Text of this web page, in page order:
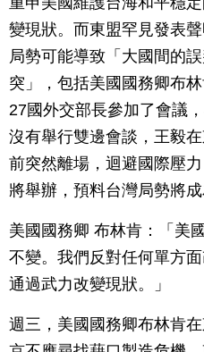
變現狀。而東盟罕見發表
局勢可能導致「大國間的
突」，包括美國國務卿布
27國外交部長參加了會議
沒有舉行雙邊會談，王毅
前突然離場，迴避國際壓
將舉辦，預料台灣局勢將成
美國國務卿 布林肯：「美
不變。我們反對任何單方
通過武力改變現狀。」
週三，美國國務卿布林肯